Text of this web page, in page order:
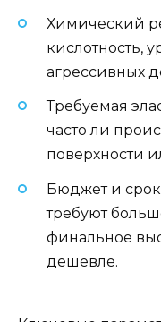
Химический
кислотность,
агрессивных
Требуемая
часто ли
поверхности
Бюджет и
требуют
финальное
дешевле.